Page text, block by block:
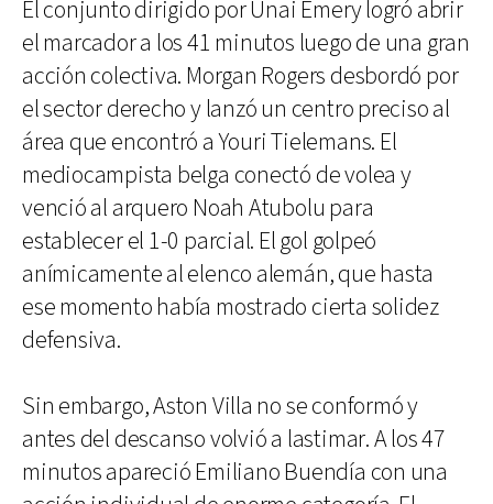
El conjunto dirigido por Unai Emery logró abrir
el marcador a los 41 minutos luego de una gran
acción colectiva. Morgan Rogers desbordó por
el sector derecho y lanzó un centro preciso al
área que encontró a Youri Tielemans. El
mediocampista belga conectó de volea y
venció al arquero Noah Atubolu para
establecer el 1-0 parcial. El gol golpeó
anímicamente al elenco alemán, que hasta
ese momento había mostrado cierta solidez
defensiva.
Sin embargo, Aston Villa no se conformó y
antes del descanso volvió a lastimar. A los 47
minutos apareció Emiliano Buendía con una